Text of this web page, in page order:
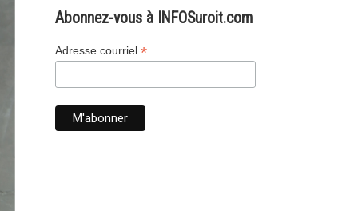
d’INFOSuroit
Abonnez-vous à INFOSuroit.com
Adresse courriel *